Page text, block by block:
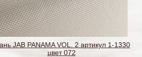
JAB PANAMA VOL. 2 артикул 1-1330
цвет 072